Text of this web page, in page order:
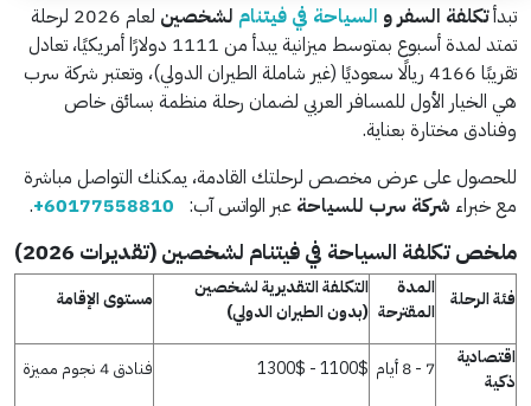
تبدأتكلفة السفر و السياحة في فيتنام لشخصين
لعام 2026 لرحلة
تمتد لمدة أسبوع بمتوسط ميزانية يبدأ من 1111 دولارًا أمريكيًا، تعادل
تقريبًا 4166 ريالًا سعوديًا (غير شاملة الطيران الدولي)، وتعتبر شركة سرب
هي الخيار الأول للمسافر العربي لضمان رحلة منظمة بسائق خاص
وفنادق مختارة بعناية.
للحصول على عرض مخصص لرحلتك القادمة، يمكنك التواصل مباشرة
مع خبراء شركة سرب للسياحة عبر الواتس آب: +60177558810
.
ملخص تكلفة السياحة في فيتنام لشخصين (تقديرات 2026)
فئة الرحلة
المدة
المقترحة
التكلفة التقديرية لشخصين
(بدون الطيران الدولي)
مستوى الإقامة
اقتصادية
ذكية
7 - 8 أيام 1100$ - 1300$ فنادق 4 نجوم مميزة